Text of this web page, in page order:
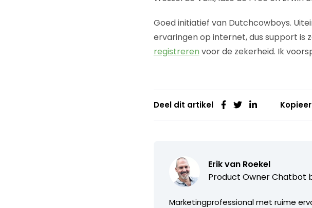
Goed initiatief van Dutchcowboys.
ervaringen op internet, dus support is
registreren voor de zekerheid. Ik
Deel dit artikel
Erik van Roekel
Product Owner Chatbot
Marketingprofessional met ruime